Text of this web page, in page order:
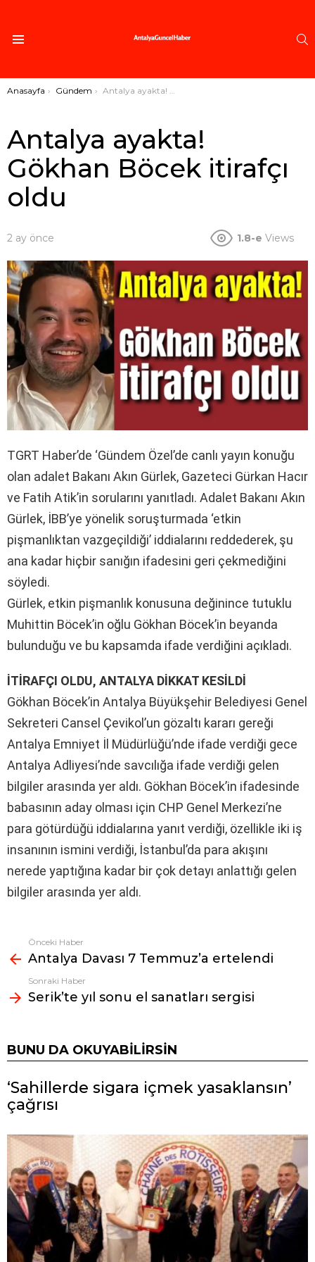
Buradasınız:
Anasayfa Gündem Antalya ayakta! Gökhan Böcek itirafçı oldu
Antalya ayakta!
Gökhan Böcek itirafçı
oldu
2 ay önce 1.8-e Views
TGRT Haber’de ‘Gündem Özel’de canlı yayın konuğu
olan adalet Bakanı Akın Gürlek, Gazeteci Gürkan Hacır
ve Fatih Atik’in sorularını yanıtladı. Adalet Bakanı Akın
Gürlek, İBB’ye yönelik soruşturmada ‘etkin
pişmanlıktan vazgeçildiği’ iddialarını reddederek, şu
ana kadar hiçbir sanığın ifadesini geri çekmediğini
söyledi.
Gürlek, etkin pişmanlık konusuna değinince tutuklu
Muhittin Böcek’in oğlu Gökhan Böcek’in beyanda
bulunduğu ve bu kapsamda ifade verdiğini açıkladı.
İTİRAFÇI OLDU, ANTALYA DİKKAT KESİLDİ
Gökhan Böcek’in Antalya Büyükşehir Belediyesi Genel
Sekreteri Cansel Çevikol’un gözaltı kararı gereği
Antalya Emniyet İl Müdürlüğü’nde ifade verdiği gece
Antalya Adliyesi’nde savcılığa ifade verdiği gelen
bilgiler arasında yer aldı. Gökhan Böcek’in ifadesinde
babasının aday olması için CHP Genel Merkezi’ne
para götürdüğü iddialarına yanıt verdiği, özellikle iki iş
insanının ismini verdiği, İstanbul’da para akışını
nerede yaptığına kadar bir çok detayı anlattığı gelen
bilgiler arasında yer aldı.
Fazlasına
bak
Önceki Haber
Antalya Davası 7 Temmuz’a ertelendi
Sonraki Haber
Serik’te yıl sonu el sanatları sergisi
BUNU DA OKUYABILIRSIN
‘Sahillerde sigara içmek yasaklansın’
çağrısı